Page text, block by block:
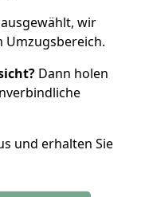
wir
Umzugsbereich.
Dann holen
und erhalten Sie